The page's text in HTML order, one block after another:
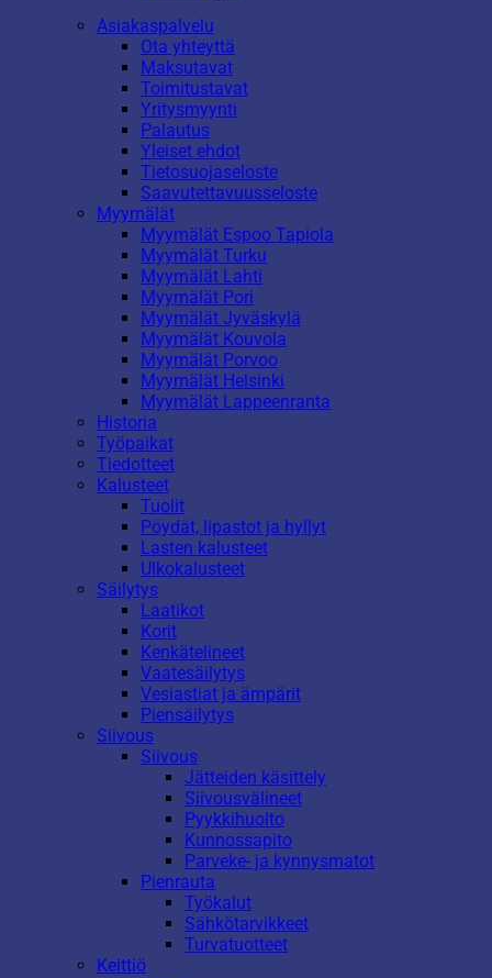
Asiakaspalvelu
Ota yhteyttä
Maksutavat
Toimitustavat
Yritysmyynti
Palautus
Yleiset ehdot
Tietosuojaseloste
Saavutettavuusseloste
Myymälät
Myymälät Espoo Tapiola
Myymälät Turku
Myymälät Lahti
Myymälät Pori
Myymälät Jyväskylä
Myymälät Kouvola
Myymälät Porvoo
Myymälät Helsinki
Myymälät Lappeenranta
Historia
Työpaikat
Tiedotteet
Kalusteet
Tuolit
Pöydät, lipastot ja hyllyt
Lasten kalusteet
Ulkokalusteet
Säilytys
Laatikot
Korit
Kenkätelineet
Vaatesäilytys
Vesiastiat ja ämpärit
Piensäilytys
Siivous
Siivous
Jätteiden käsittely
Siivousvälineet
Pyykkihuolto
Kunnossapito
Parveke- ja kynnysmatot
Pienrauta
Työkalut
Sähkötarvikkeet
Turvatuotteet
Keittiö